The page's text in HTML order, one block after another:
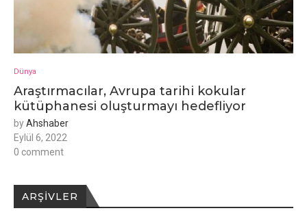
Dünya
Araştırmacılar, Avrupa tarihi kokular
kütüphanesi oluşturmayı hedefliyor
byAhshaber
Eylül 6, 2022
0 comment
ARŞIVLER